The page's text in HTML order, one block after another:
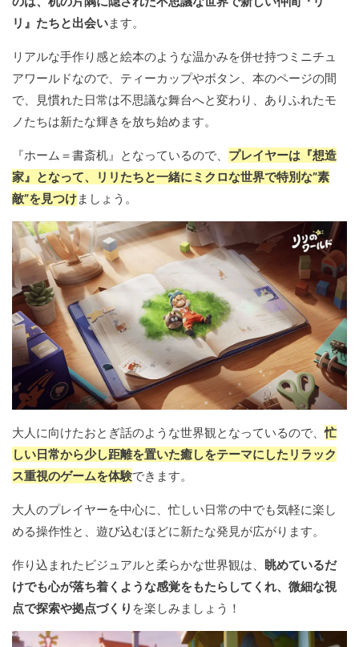
リ』たちと出会います。
リアルな手作り感と絵本のような温かみを併せ持つミニチュ
アワールドなので、ティーカップやボタン、本のページの間
で、見慣れた日常は不思議な舞台へと変わり、ありふれたモ
ノたちは新たな輝きを放ち始めます。
『ホーム＝書斎机』となっているので、 プレイヤーは『想造
家』となって、リリたちと一緒にミクロな世界で特別な”素
敵”を見つけましょう。
大人に向けたおとぎ話のような世界観となっているので、忙
しい日常から少し距離を置いた癒しをテーマにしたリラック
ス重視のゲームを体験できます。
大人のプレイヤーを中心に、忙しい日常の中でも気軽に楽し
める操作性と、遊び込むほどに新たな発見が広がります。
作り込まれたビジュアルと柔らかな世界観は、
眺めているだ
けでも心が落ち着くような感覚をもたらしてくれ、微細な視
点で探索や拠点づくり を楽しみましょう！